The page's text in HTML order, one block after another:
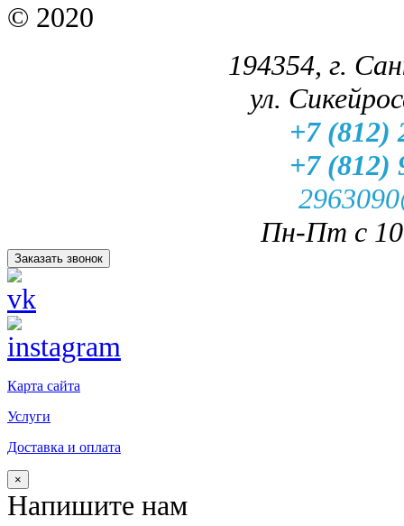
© 2020
194354, г.
ул.
+7 (812)
+7 (812)
Пн-Пт с
Заказать звонок
Карта сайта
Услуги
Доставка и оплата
×
Напишите нам